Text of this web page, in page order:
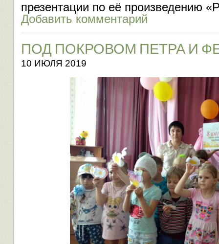
презентации по её произведению
Добавить комментарий
ПОД ПОКРОВОМ ПЕТРА И
10 ИЮЛЯ 2019